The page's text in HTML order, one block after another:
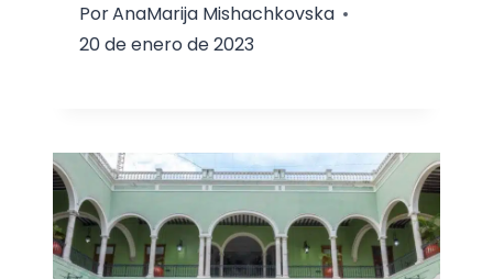
PorAnaMarija Mishachkovska
20 de enero de 2023